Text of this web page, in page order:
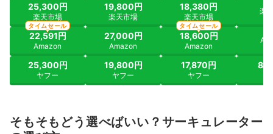
25,300円
楽天市場
22,591円
Amazon
タイムセール
25,300円
ヤフー
19,800円
楽天市場
27,000円
Amazon
19,800円
ヤフー
18,380円
楽天市場
18,600円
Amazon
タイムセール
17,870円
ヤフー
楽
そもそもどう選べばいい？サーキュレーター